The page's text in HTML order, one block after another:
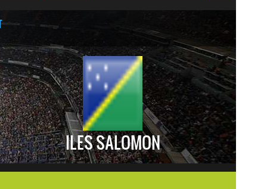
ILES SALOMON